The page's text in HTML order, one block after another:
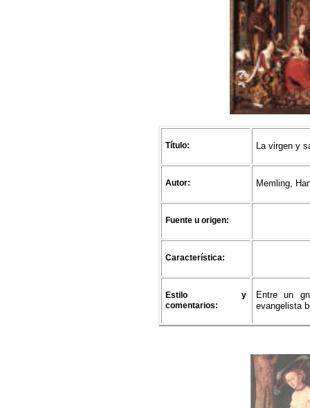
Título: La virgen y
Autor: Memling,
Fuente u origen:
Característica:
Estilo y
comentarios:
Entre un
evangelista